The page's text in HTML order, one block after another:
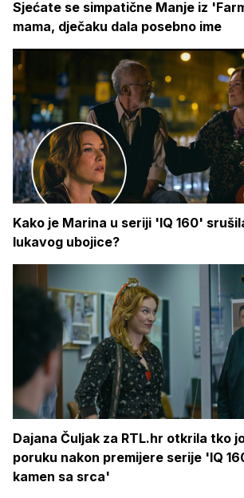
Sjećate se simpatične Manje iz
mama, dječaku dala posebno ime
Kako je Marina u seriji 'IQ 160'
lukavog ubojice?
Dajana Čuljak za RTL.hr otkrila tko
poruku nakon premijere serije 'IQ
kamen sa srca'